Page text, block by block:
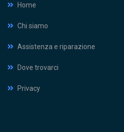
Home
Chi siamo
Assistenza e riparazione
Dove trovarci
Privacy